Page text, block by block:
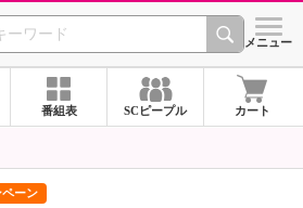
CHANNEL シメニュー
番組表 SCピープル カート
ーン